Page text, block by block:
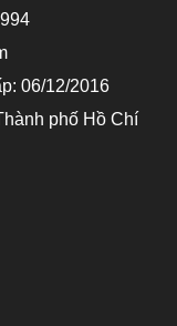
06/12/2016
phố Hồ Chí